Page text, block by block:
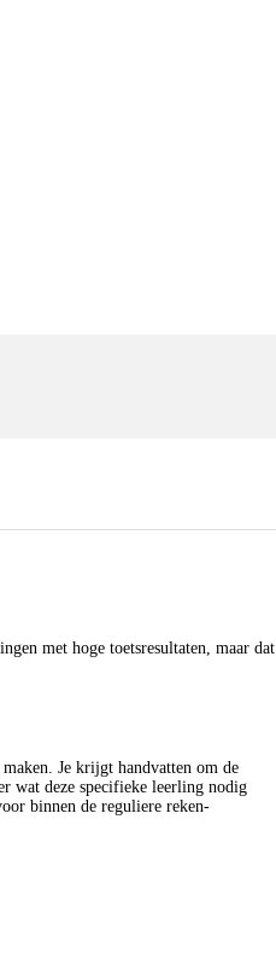
met hoge toetsresultaten, maar dat
Je krijgt handvatten om de
wat deze specifieke leerling nodig
binnen de reguliere reken-